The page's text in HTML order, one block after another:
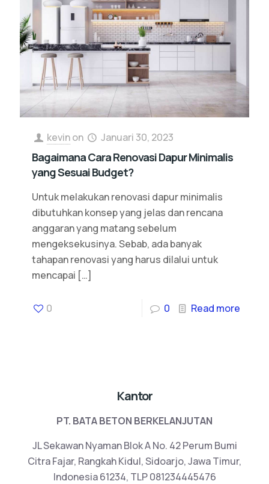
kevinon Januari 30, 2023
Bagaimana Cara Renovasi Dapur Minimalis
yang Sesuai Budget?
Untuk melakukan renovasi dapur minimalis
dibutuhkan konsep yang jelas dan rencana
anggaran yang matang sebelum
mengeksekusinya. Sebab, ada banyak
tahapan renovasi yang harus dilalui untuk
mencapai […]
0 0 Read more
Kantor
PT. BATA BETON BERKELANJUTAN
JL Sekawan Nyaman Blok A No. 42 Perum Bumi
Citra Fajar, Rangkah Kidul, Sidoarjo, Jawa Timur,
Indonesia 61234, TLP 081234445476